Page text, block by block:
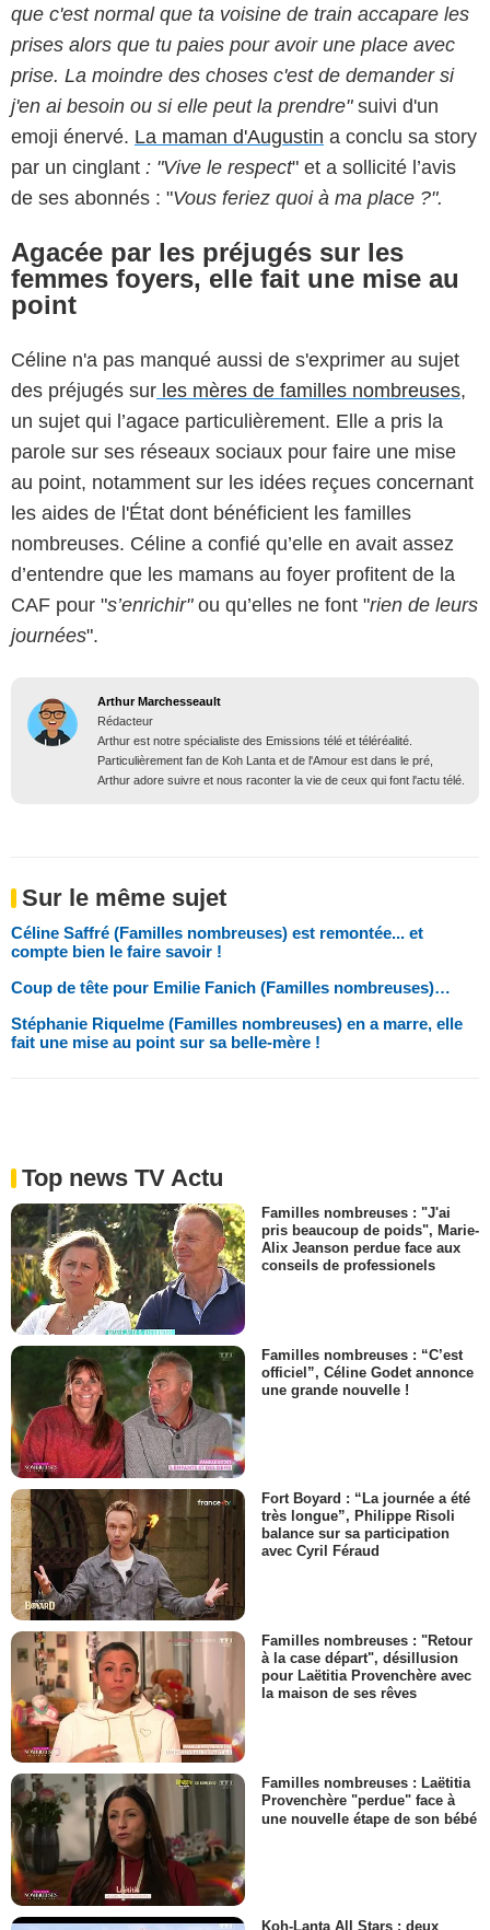
que c'est normal que ta voisine de train accapare les
prises alors que tu paies pour avoir une place avec
prise. La moindre des choses c'est de demander si
j'en ai besoin ou si elle peut la prendre" suivi d'un
emoji énervé. La maman d'Augustin a conclu sa story
par un cinglant : "Vive le respect" et a sollicité l’avis
de ses abonnés : "Vous feriez quoi à ma place ?".
Agacée par les préjugés sur les
femmes foyers, elle fait une mise au
point
Céline n'a pas manqué aussi de s'exprimer au sujet
des préjugés sur les mères de familles nombreuses,
un sujet qui l’agace particulièrement. Elle a pris la
parole sur ses réseaux sociaux pour faire une mise
au point, notamment sur les idées reçues concernant
les aides de l'État dont bénéficient les familles
nombreuses. Céline a confié qu’elle en avait assez
d’entendre que les mamans au foyer profitent de la
CAF pour "s’enrichir"ou qu’elles ne font "rien de leurs
journées".
Arthur Marchesseault
Rédacteur
Arthur est notre spécialiste des Emissions télé et téléréalité.
Particulièrement fan de Koh Lanta et de l'Amour est dans le pré,
Arthur adore suivre et nous raconter la vie de ceux qui font l'actu télé.
Sur le même sujet
Céline Saffré (Familles nombreuses) est remontée... et
compte bien le faire savoir !
Coup de tête pour Emilie Fanich (Familles nombreuses)…
Stéphanie Riquelme (Familles nombreuses) en a marre, elle
fait une mise au point sur sa belle-mère !
Top news TV Actu
Familles nombreuses : "J'ai
pris beaucoup de poids", Marie-
Alix Jeanson perdue face aux
conseils de professionels
Familles nombreuses : “C’est
officiel”, Céline Godet annonce
une grande nouvelle !
Fort Boyard : “La journée a été
très longue”, Philippe Risoli
balance sur sa participation
avec Cyril Féraud
Familles nombreuses : "Retour
à la case départ", désillusion
pour Laëtitia Provenchère avec
la maison de ses rêves
Familles nombreuses : Laëtitia
Provenchère "perdue" face à
une nouvelle étape de son bébé
Koh-Lanta All Stars : deux